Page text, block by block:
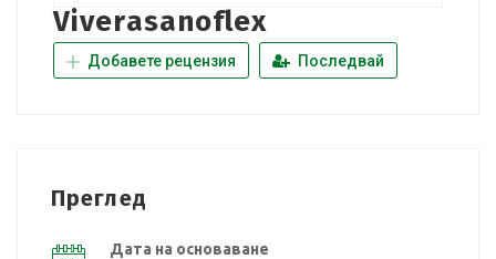
Viverasanoflex
Добавете рецензия Последвай
Преглед
Дата на основаване